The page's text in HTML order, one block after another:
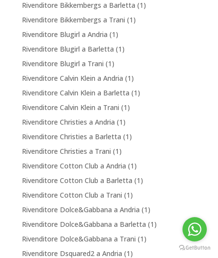
Rivenditore Bikkembergs a Barletta (1)
Rivenditore Bikkembergs a Trani (1)
Rivenditore Blugirl a Andria (1)
Rivenditore Blugirl a Barletta (1)
Rivenditore Blugirl a Trani (1)
Rivenditore Calvin Klein a Andria (1)
Rivenditore Calvin Klein a Barletta (1)
Rivenditore Calvin Klein a Trani (1)
Rivenditore Christies a Andria (1)
Rivenditore Christies a Barletta (1)
Rivenditore Christies a Trani (1)
Rivenditore Cotton Club a Andria (1)
Rivenditore Cotton Club a Barletta (1)
Rivenditore Cotton Club a Trani (1)
Rivenditore Dolce&Gabbana a Andria (1)
Rivenditore Dolce&Gabbana a Barletta (1)
Rivenditore Dolce&Gabbana a Trani (1)
Rivenditore Dsquared2 a Andria (1)